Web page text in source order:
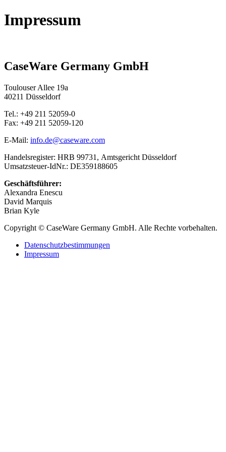
Impressum
CaseWare Germany GmbH
Toulouser Allee 19a
40211 Düsseldorf
Tel.: +49 211 52059-0
Fax: +49 211 52059-120
E-Mail: info.de@caseware.com
Handelsregister: HRB 99731, Amtsgericht Düsseldorf
Umsatzsteuer-IdNr.: DE359188605
Geschäftsführer:
Alexandra Enescu
David Marquis
Brian Kyle
Copyright © CaseWare Germany GmbH. Alle Rechte vorbehalten.
Datenschutzbestimmungen
Impressum